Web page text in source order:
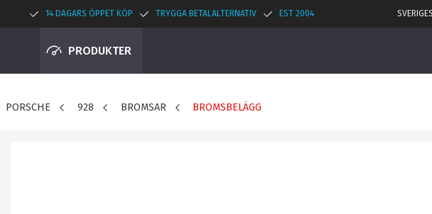
14 DAGARS ÖPPET KÖP TRYGGA BETALALTERNATIV EST 2004
PRODUKTER
PORSCHE 928 BROMSAR BROMSBELÄGG